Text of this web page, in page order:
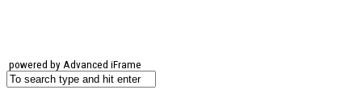
powered by Advanced iFrame